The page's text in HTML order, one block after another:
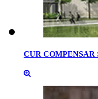
CUR COMPENSAR